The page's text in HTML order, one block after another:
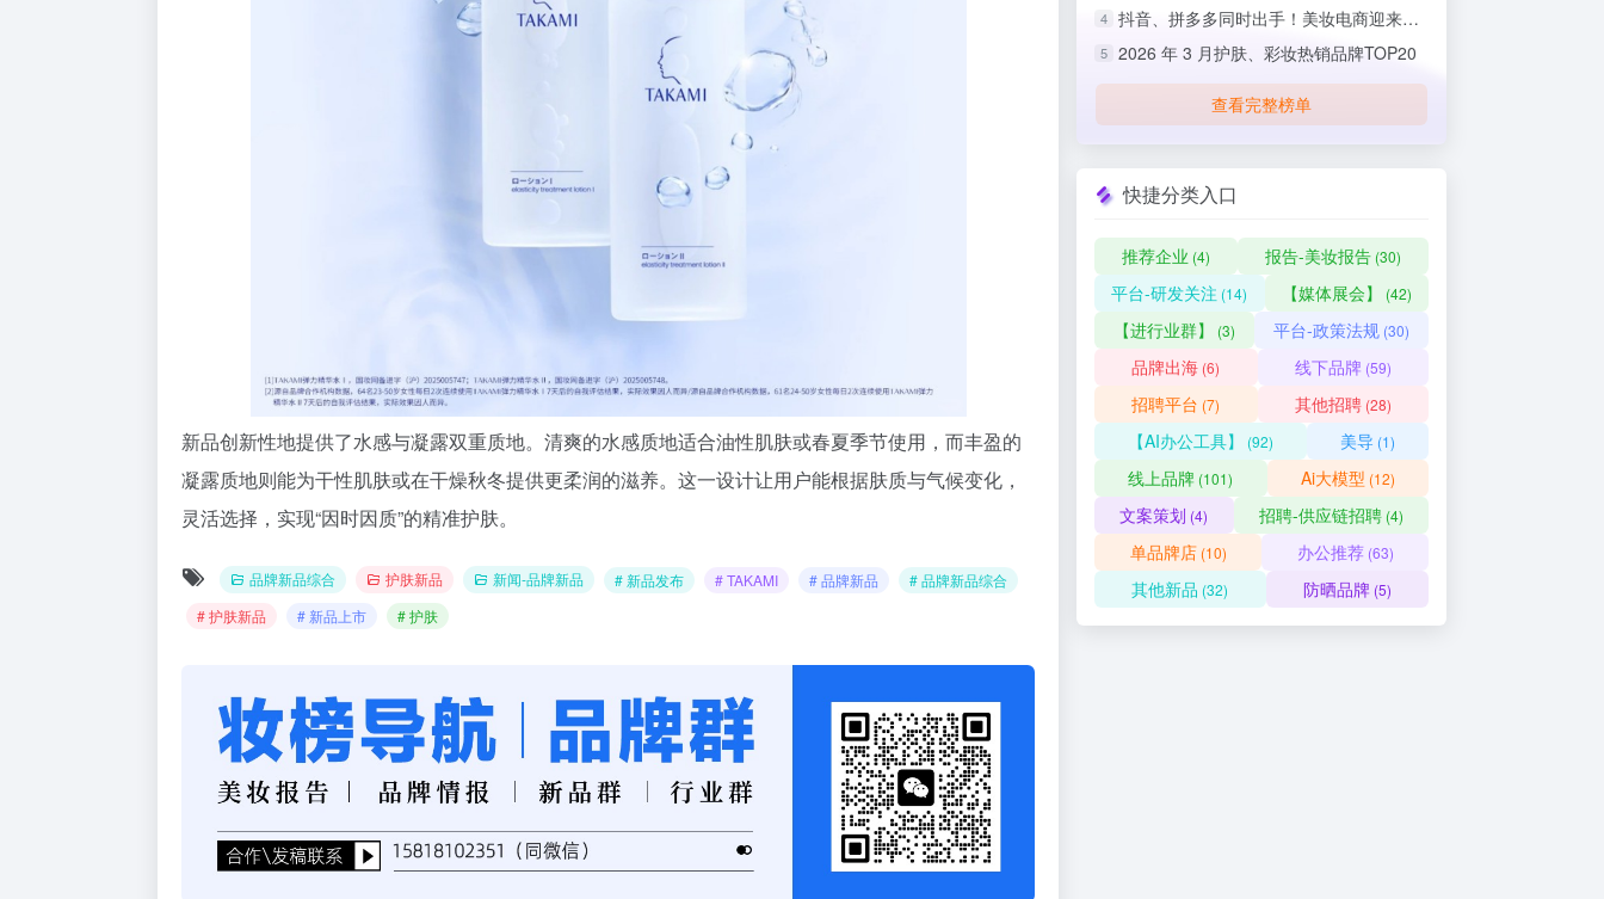
新品创新性地提供了水感与凝露双重质地。清爽的水感质地适合油性肌肤或春夏季节使用，而丰盈的
凝露质地则能为干性肌肤或在干燥秋冬提供更柔润的滋养。这一设计让用户能根据肤质与气候变化，
灵活选择，实现“因时因质”的精准护肤。
品牌新品综合 护肤新品 新闻-品牌新品 # 新品发布 # TAKAMI # 品牌新品
# 品牌新品综合
# 护肤新品
# 新品上市 # 护肤
4 抖音、拼多多同时出手！美妆电商迎来史上最严整治
5 2026 年 3 月护肤、彩妆热销品牌TOP20
查看完整榜单
快捷分类入口
推荐企业 (4) 报告-美妆报告 (30)
平台-研发关注 (14) 【媒体展会】 (42)
【进行业群】 (3) 平台-政策法规 (30)
品牌出海 (6) 线下品牌 (59)
招聘平台 (7) 其他招聘(28)
【AI办公工具】 (92) 美导 (1)
线上品牌 (101) Ai大模型 (12)
文案策划 (4) 招聘-供应链招聘(4)
单品牌店(10) 办公推荐(63)
其他新品 (32) 防晒品牌(5)